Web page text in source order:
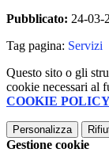
Pubblicato: 24-03-
Tag pagina: Servizi
Questo sito o gli
cookie necessari al
COOKIE
Personalizza
Gestione cookie